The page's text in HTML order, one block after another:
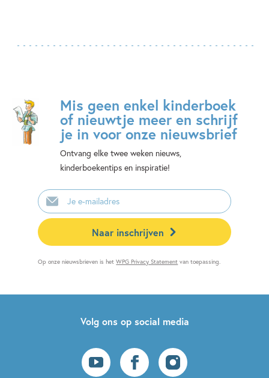
Mis geen enkel kinderboek
of nieuwtje meer en schrijf
je in voor onze nieuwsbrief
Ontvang elke twee weken nieuws,
kinderboekentips en inspiratie!
E-
mailadres
Naar inschrijven
Op onze nieuwsbrieven is hetWPG Privacy Statement van toepassing.
Volg ons op social media